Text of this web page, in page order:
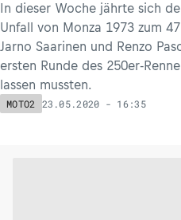
In dieser Woche jährte sich
Unfall von Monza 1973 zum
Jarno Saarinen und Renzo
ersten Runde des 250er-
lassen mussten.
MOTO2 23.05.2020 - 16:35